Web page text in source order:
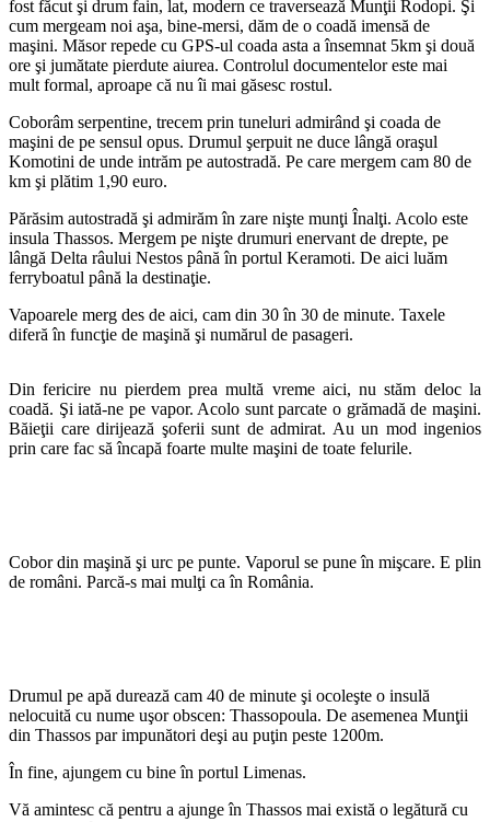
fost făcut şi drum fain, lat, modern ce traversează Munţii Rodopi. Şi
cum mergeam noi aşa, bine-mersi, dăm de o coadă imensă de
maşini. Măsor repede cu GPS-ul coada asta a însemnat 5km şi două
ore şi jumătate pierdute aiurea. Controlul documentelor este mai
mult formal, aproape că nu îi mai găsesc rostul.
Coborâm serpentine, trecem prin tuneluri admirând şi coada de
maşini de pe sensul opus. Drumul şerpuit ne duce lângă oraşul
Komotini de unde intrăm pe autostradă. Pe care mergem cam 80 de
km şi plătim 1,90 euro.
Părăsim autostradă şi admirăm în zare nişte munţi Înalţi. Acolo este
insula Thassos. Mergem pe nişte drumuri enervant de drepte, pe
lângă Delta râului Nestos până în portul Keramoti. De aici luăm
ferryboatul până la destinaţie.
Vapoarele merg des de aici, cam din 30 în 30 de minute. Taxele
diferă în funcţie de maşină şi numărul de pasageri.
Din fericire nu pierdem prea multă vreme aici, nu stăm deloc la
coadă. Şi iată-ne pe vapor. Acolo sunt parcate o grămadă de maşini.
Băieţii care dirijează şoferii sunt de admirat. Au un mod ingenios
prin care fac să încapă foarte multe maşini de toate felurile.
Cobor din maşină şi urc pe punte. Vaporul se pune în mişcare. E plin
de români. Parcă-s mai mulţi ca în România.
Drumul pe apă durează cam 40 de minute şi ocoleşte o insulă
nelocuită cu nume uşor obscen: Thassopoula. De asemenea Munţii
din Thassos par impunători deşi au puţin peste 1200m.
În fine, ajungem cu bine în portul Limenas.
Vă amintesc că pentru a ajunge în Thassos mai există o legătură cu